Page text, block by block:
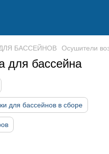
БАССЕЙНОВ Осушители
для бассейна
для бассейнов в сборе